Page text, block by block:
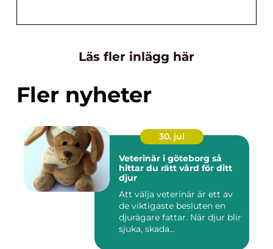
Läs fler inlägg här
Fler nyheter
30. jul
Veterinär i göteborg så
hittar du rätt vård för ditt
djur
Att välja veterinär är ett av
de viktigaste besluten en
djurägare fattar. När djur blir
sjuka, skada...